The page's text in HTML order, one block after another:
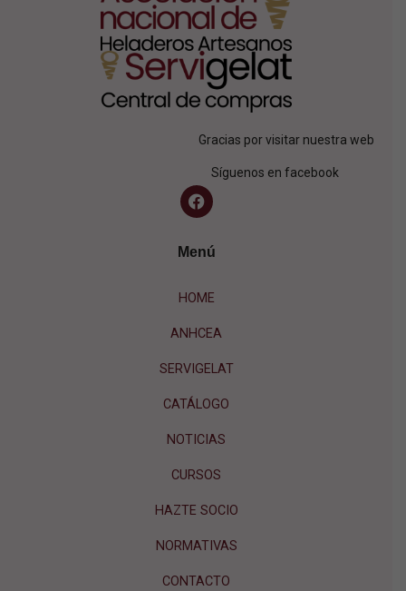
Gracias por visitar nuestra web
Síguenos en facebook
Menú
HOME
ANHCEA
SERVIGELAT
CATÁLOGO
NOTICIAS
CURSOS
HAZTE SOCIO
NORMATIVAS
CONTACTO